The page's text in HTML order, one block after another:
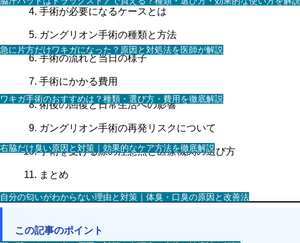
急に片方だけワキガになった？原因と対処法を医師が解説
ワキガ手術のおすすめは？種類・選び方・費用を徹底解説
右脇だけ臭い原因と対策｜効果的なケア方法を徹底解説
自分の匂いがわからない理由と対策｜体臭・口臭の原因と改善法
手術が必要になるケースとは
ガングリオン手術の種類と方法
手術の流れと当日の様子
手術にかかる費用
術後の回復と日常生活への影響
ガングリオン手術の再発リスクについて
手術を受ける際の注意点と医療機関の選び方
まとめ
この記事のポイント